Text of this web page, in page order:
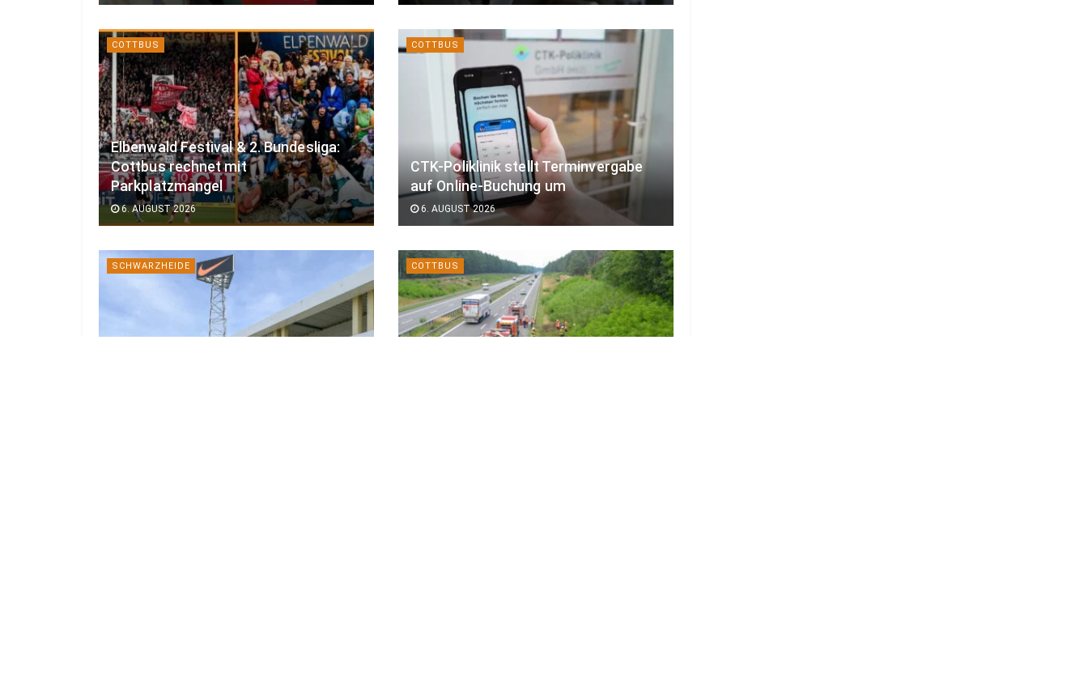
COTTBUS
Elbenwald Festival & 2. Bundesliga:
Cottbus rechnet mit
Parkplatzmangel
6. AUGUST 2026
COTTBUS
CTK-Poliklinik stellt Terminvergabe
auf Online-Buchung um
6. AUGUST 2026
SCHWARZHEIDE COTTBUS